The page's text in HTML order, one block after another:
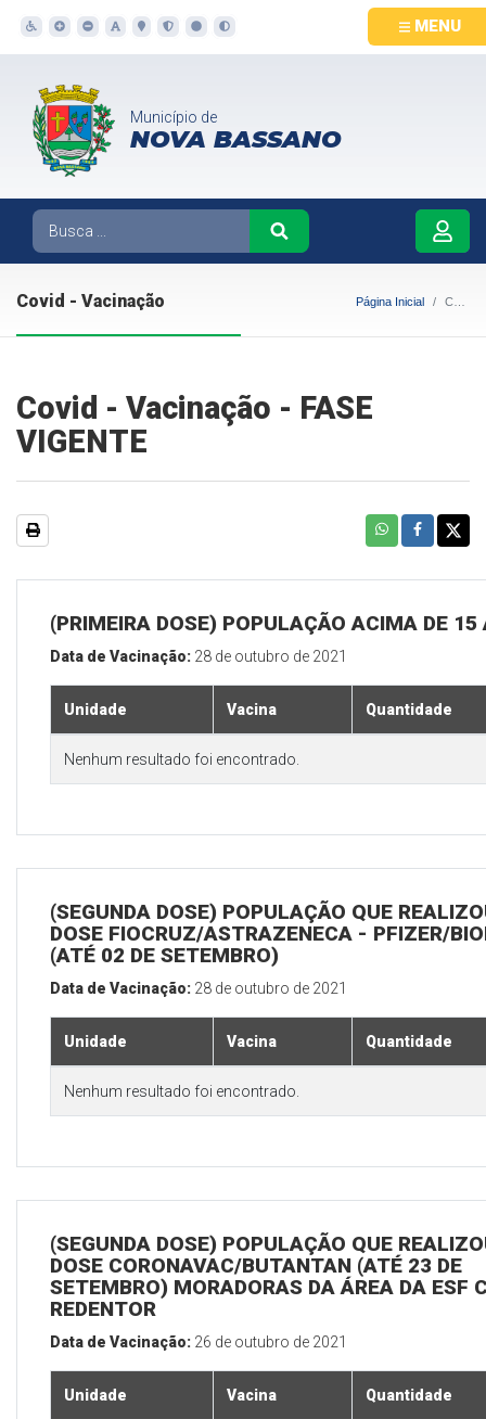
MENU
Município de
NOVA BASSANO
Covid - Vacinação Página Inicial Covid - Vacinação
Covid - Vacinação - FASE
VIGENTE
(PRIMEIRA DOSE) POPULAÇÃO ACIMA DE 15
Data de Vacinação: 28 de outubro de 2021
Unidade Vacina Quantidade
Nenhum resultado foi encontrado.
(SEGUNDA DOSE) POPULAÇÃO QUE
DOSE FIOCRUZ/ASTRAZENECA - PFIZER/
(ATÉ 02 DE SETEMBRO)
Data de Vacinação: 28 de outubro de 2021
Unidade Vacina Quantidade
Nenhum resultado foi encontrado.
(SEGUNDA DOSE) POPULAÇÃO QUE
DOSE CORONAVAC/BUTANTAN (ATÉ 23 DE
SETEMBRO) MORADORAS DA ÁREA DA ESF
REDENTOR
Data de Vacinação: 26 de outubro de 2021
Unidade Vacina Quantidade